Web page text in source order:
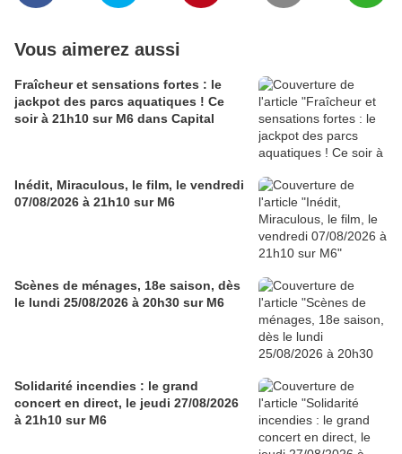
Vous aimerez aussi
Fraîcheur et sensations fortes : le
jackpot des parcs aquatiques ! Ce
soir à 21h10 sur M6 dans Capital
Inédit, Miraculous, le film, le vendredi
07/08/2026 à 21h10 sur M6
Scènes de ménages, 18e saison, dès
le lundi 25/08/2026 à 20h30 sur M6
Solidarité incendies : le grand
concert en direct, le jeudi 27/08/2026
à 21h10 sur M6